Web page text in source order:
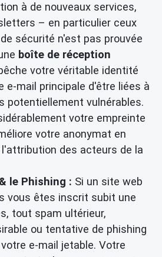
à de nouveaux services,
– en particulier ceux
sécurité n'est pas prouvée
boîte de réception
votre véritable identité
e-mail principale d'être liées à
potentiellement vulnérables.
votre empreinte
votre anonymat en
l'attribution des acteurs de la
le Phishing : Si un site web
vous êtes inscrit subit une
tout spam ultérieur,
ou tentative de phishing
e-mail jetable. Votre